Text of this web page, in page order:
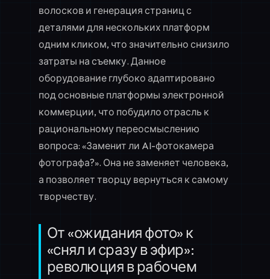
волосков и генерация страниц с
деталями для нескольких платформ
одним кликом, что значительно снизило
затраты на съемку. Данное
оборудование глубоко адаптировано
под основные платформы электронной
коммерции, что побудило отрасль к
рациональному переосмыслению
вопроса: «Заменит ли AI-фотокамера
фотографа?». Она не заменяет человека,
а позволяет творцу вернуться к самому
творчеству.
От «ожидания фото» к
«снял и сразу в эфир»:
революция в рабочем